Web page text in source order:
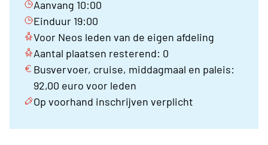
Aanvang 10:00
Einduur 19:00
Voor Neos leden van de eigen afdeling
Aantal plaatsen resterend: 0
Busvervoer, cruise, middagmaal en paleis:
92,00 euro voor leden
Op voorhand inschrijven verplicht